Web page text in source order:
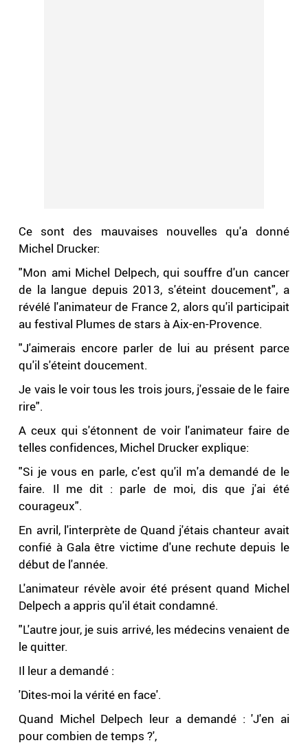
Ce sont des mauvaises nouvelles qu'a donné
Michel Drucker:
"Mon ami Michel Delpech, qui souffre d'un cancer
de la langue depuis 2013, s'éteint doucement", a
révélé l'animateur de France 2, alors qu'il participait
au festival Plumes de stars à Aix-en-Provence.
"J'aimerais encore parler de lui au présent parce
qu'il s'éteint doucement.
Je vais le voir tous les trois jours, j'essaie de le faire
rire".
A ceux qui s'étonnent de voir l'animateur faire de
telles confidences, Michel Drucker explique:
"Si je vous en parle, c'est qu'il m'a demandé de le
faire. Il me dit : parle de moi, dis que j'ai été
courageux".
En avril, l'interprète de Quand j'étais chanteur avait
confié à Gala être victime d'une rechute depuis le
début de l'année.
L'animateur révèle avoir été présent quand Michel
Delpech a appris qu'il était condamné.
"L'autre jour, je suis arrivé, les médecins venaient de
le quitter.
Il leur a demandé :
'Dites-moi la vérité en face'.
Quand Michel Delpech leur a demandé : 'J'en ai
pour combien de temps ?',